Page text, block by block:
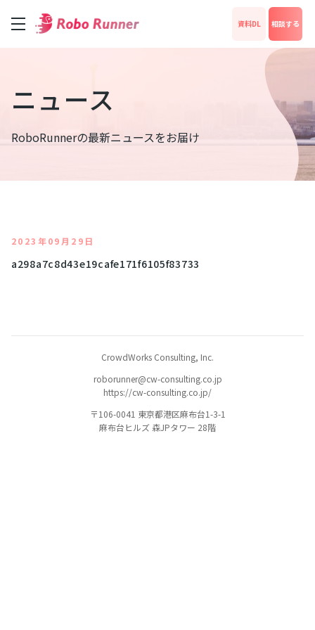
運営会社
資料DL 相談する
ニュース
RoboRunnerの最新ニュースをお届け
2023年09月29日
a298a7c8d43e19cafe171f6105f83733
CrowdWorks Consulting, Inc.
roborunner@cw-consulting.co.jp
https://cw-consulting.co.jp/
〒106-0041 東京都港区麻布台1-3-1
麻布台ヒルズ 森JPタワー 28階